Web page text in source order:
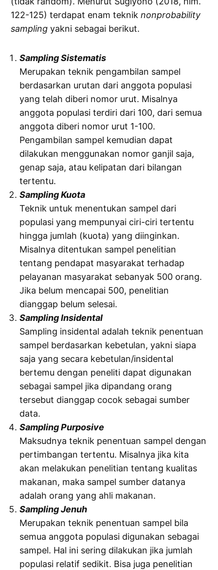
122-125) terdapat enam tekniknonprobability
sampling yakni sebagai berikut.
Sampling Sistematis
Merupakan teknik pengambilan sampel
berdasarkan urutan dari anggota populasi
yang telah diberi nomor urut. Misalnya
anggota populasi terdiri dari 100, dari semua
anggota diberi nomor urut 1-100.
Pengambilan sampel kemudian dapat
dilakukan menggunakan nomor ganjil saja,
genap saja, atau kelipatan dari bilangan
tertentu.
Sampling Kuota
Teknik untuk menentukan sampel dari
populasi yang mempunyai ciri-ciri tertentu
hingga jumlah (kuota) yang diinginkan.
Misalnya ditentukan sampel penelitian
tentang pendapat masyarakat terhadap
pelayanan masyarakat sebanyak 500 orang.
Jika belum mencapai 500, penelitian
dianggap belum selesai.
Sampling Insidental
Sampling insidental adalah teknik penentuan
sampel berdasarkan kebetulan, yakni siapa
saja yang secara kebetulan/insidental
bertemu dengan peneliti dapat digunakan
sebagai sampel jika dipandang orang
tersebut dianggap cocok sebagai sumber
data.
Sampling Purposive
Maksudnya teknik penentuan sampel dengan
pertimbangan tertentu. Misalnya jika kita
akan melakukan penelitian tentang kualitas
makanan, maka sampel sumber datanya
adalah orang yang ahli makanan.
Sampling Jenuh
Merupakan teknik penentuan sampel bila
semua anggota populasi digunakan sebagai
sampel. Hal ini sering dilakukan jika jumlah
populasi relatif sedikit. Bisa juga penelitian